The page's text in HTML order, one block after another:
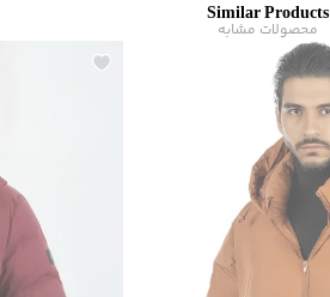
Similar Products
محصولات مشابه